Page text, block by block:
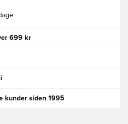
699 kr
kunder siden 1995